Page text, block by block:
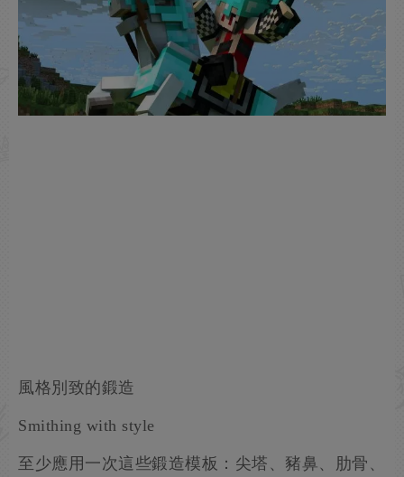
風格別致的鍛造
Smithing with style
至少應用一次這些鍛造模板：尖塔、豬鼻、肋骨、